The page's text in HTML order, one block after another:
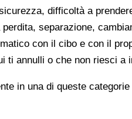
difficoltà a
separazione,
con il cibo e con il
ti annulli o che non riesci a
in una di queste